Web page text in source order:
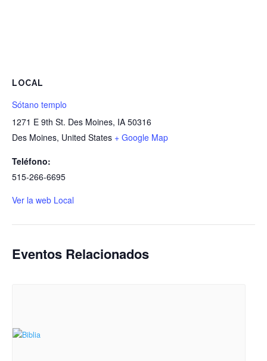
LOCAL
Sótano templo
1271 E 9th St. Des Moines, IA 50316
Des Moines, United States + Google Map
Teléfono:
515-266-6695
Ver la web Local
Eventos Relacionados